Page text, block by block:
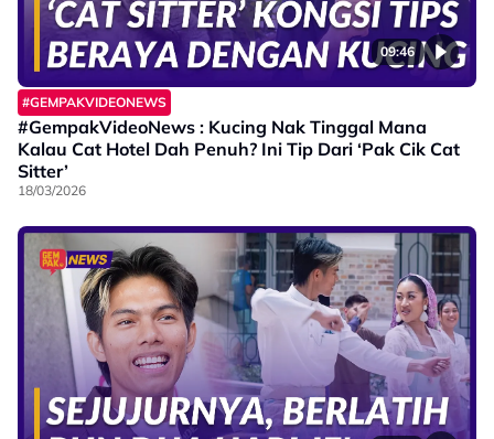
09:46
#GEMPAKVIDEONEWS
#GempakVideoNews : Kucing Nak Tinggal Mana
Kalau Cat Hotel Dah Penuh? Ini Tip Dari ‘Pak Cik Cat
Sitter’
18/03/2026